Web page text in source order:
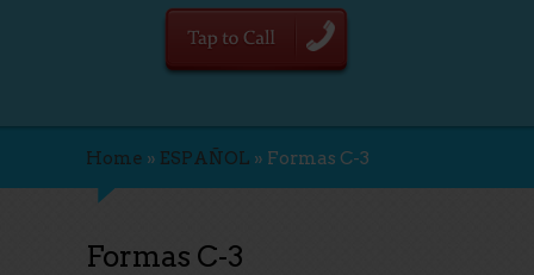
Home » ESPAÑOL » Formas C-3
Formas C-3